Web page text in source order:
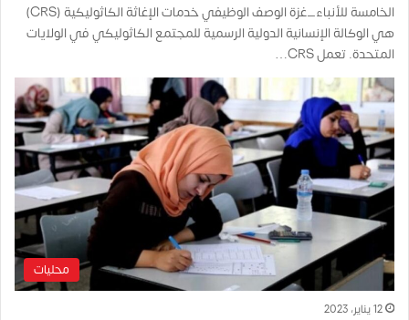
الخامسة للأنباء_غزة الوصف الوظيفي خدمات الإغاثة الكاثوليكية (CRS)
هي الوكالة الإنسانية الدولية الرسمية للمجتمع الكاثوليكي في الولايات
المتحدة. تعمل CRS…
محليات
12 يناير، 2023